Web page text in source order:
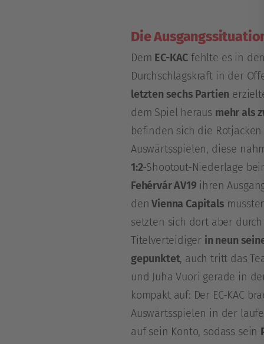
Die
Dem EC-KAC fehlte es in
Durchschlagskraft in der
letzten sechs Partien
dem Spiel heraus mehr als
befinden sich die
Auswärtsspielen, diese
1:2-Shootout-Niederlage
Fehérvár AV19 ihren
den Vienna Capitals
setzten sich dort aber durch
Titelverteidiger in neun
gepunktet, auch tritt das
und Juha Vuori gerade in
kompakt auf: Der EC-KAC
Auswärtsspielen in der
auf sein Konto, sodass sein